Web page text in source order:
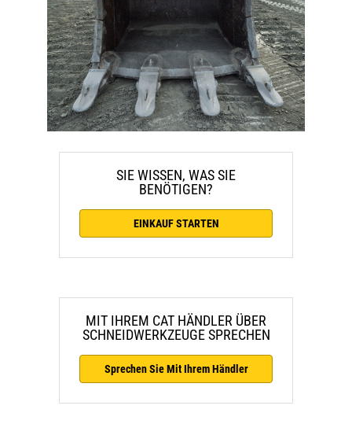
SIE WISSEN, WAS SIE
BENÖTIGEN?
EINKAUF STARTEN
MIT IHREM CAT HÄNDLER ÜBER
SCHNEIDWERKZEUGE SPRECHEN
Sprechen Sie Mit Ihrem Händler